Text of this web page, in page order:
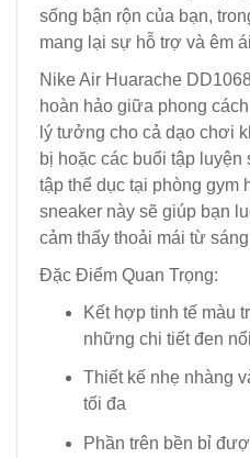
sống bận rộn của bạn,
mang lại sự hỗ trợ và êm
Nike Air Huarache
hoàn hảo giữa phong
lý tưởng cho cả dạo chơi
bị hoặc các buổi tập
tập thể dục tại phòng gym
sneaker này sẽ giúp bạn
cảm thấy thoải mái từ
Đặc Điểm Quan Trọng:
Kết hợp tinh tế màu
những chi tiết đen
Thiết kế nhẹ nhàng
tối đa
Phần trên bền bỉ